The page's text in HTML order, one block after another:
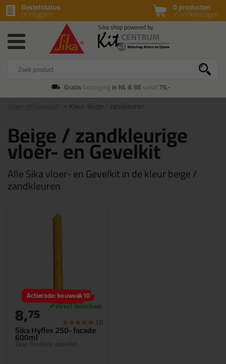
0 producten
in winkelwagen
Bestelstatus
of inloggen
Gratisbezorging in NL & BEvanaf75,-
Kleur: Beige / zandkleuren
Beige / zandkleurige
vloer- en Gevelkit
Alle Sika vloer- en Gevelkit in de kleur beige /
zandkleuren
Sika Hyflex 250- facade
600ml
Zeer flexibele gevelkit
Actiecode: bouwvak10
8,75 (2)